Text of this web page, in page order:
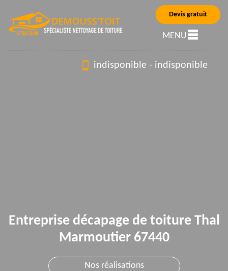
Devis gratuit
MENU
indisponible - indisponible
Entreprise décapage de toiture Thal
Marmoutier 67440
Nos réalisations